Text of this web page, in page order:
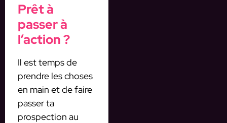
Prêt à
passer à
l’action ?
Il est temps de
prendre les choses
en main et de faire
passer ta
prospection au